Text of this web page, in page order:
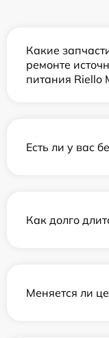
Какие
ремонте
питания Riello
Есть ли у вас
Как долго
Меняется ли